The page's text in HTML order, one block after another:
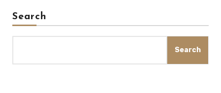
Search
Search